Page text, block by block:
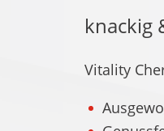
knackig
Vitality